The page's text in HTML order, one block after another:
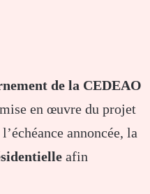
de la CEDEAO
en œuvre du projet
annoncée, la
afin